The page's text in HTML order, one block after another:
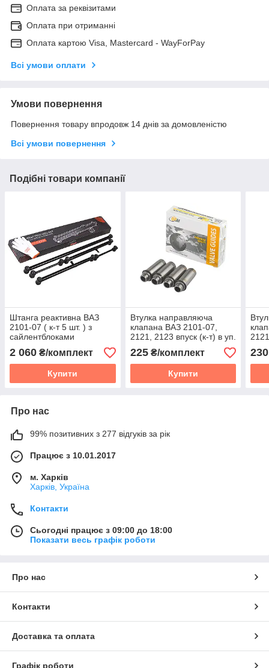
Оплата за реквізитами
Оплата при отриманні
Оплата картою Visa, Mastercard - WayForPay
Всі умови оплати
Умови повернення
Повернення товару впродовж 14 днів за домовленістю
Всі умови повернення
Подібні товари компанії
Штанга реактивна ВАЗ
2101-07 ( к-т 5 шт. ) з
сайлентблоками
2 060 ₴/комплект
Купити
Втулка направляюча
клапана ВАЗ 2101-07,
2121, 2123 впуск (к-т) в уп.
225₴/комплект
Купити
уп.
230
Про нас
99% позитивних з 277 відгуків за рік
Працює з 10.01.2017
м. Харків
Харків, Україна
Контакти
Сьогодні працює з 09:00 до 18:00
Показати весь графік роботи
Про нас
Контакти
Доставка та оплата
Графік роботи